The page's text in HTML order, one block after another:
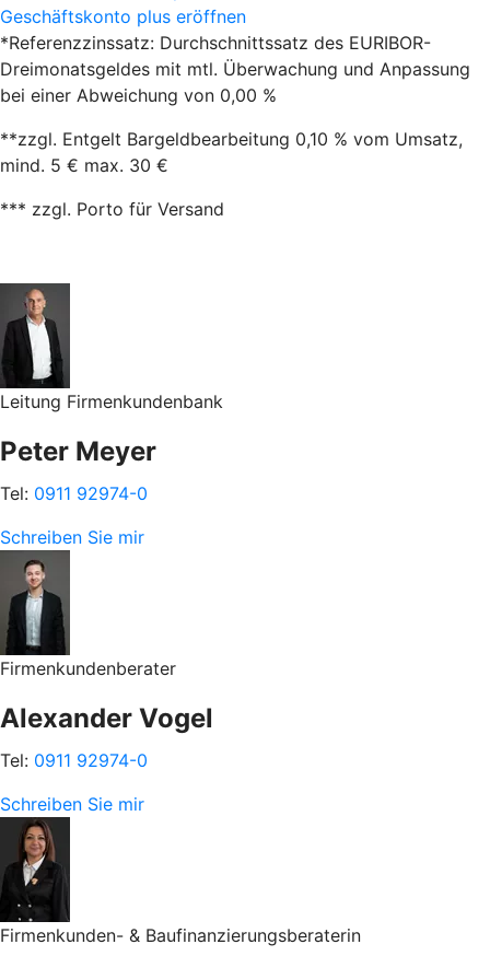
Geschäftskonto plus eröffnen
*Referenzzinssatz: Durchschnittssatz des EURIBOR-
Dreimonatsgeldes mit mtl. Überwachung und Anpassung
bei einer Abweichung von 0,00 %
**zzgl. Entgelt Bargeldbearbeitung 0,10 % vom Umsatz,
mind. 5 € max. 30 €
*** zzgl. Porto für Versand
Leitung Firmenkundenbank
Peter Meyer
Tel: 0911 92974-0
Schreiben Sie mir
Firmenkundenberater
Alexander Vogel
Tel: 0911 92974-0
Schreiben Sie mir
Firmenkunden- & Baufinanzierungsberaterin